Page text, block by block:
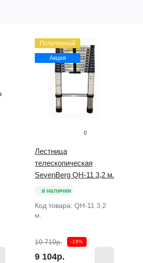
Популярный
Акция
0
Лестница
телескопическая
SevenBerg QH-11 3,2 м.
в наличии
Код товара: QH-11 3,2
м.
10 710р. -15%
9 104р.